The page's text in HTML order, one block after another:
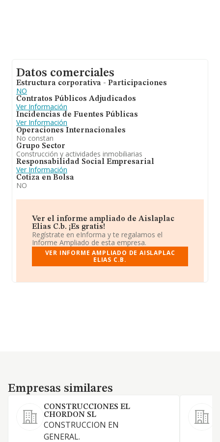
Datos comerciales
Estructura corporativa - Participaciones
NO
Contratos Públicos Adjudicados
Ver Información
Incidencias de Fuentes Públicas
Ver Información
Operaciones Internacionales
No constan
Grupo Sector
Construcción y actividades inmobiliarias
Responsabilidad Social Empresarial
Ver Información
Cotiza en Bolsa
NO
Ver el informe ampliado de Aislaplac
Elias C.b. ¡Es gratis!
Regístrate en eInforma y te regalamos el
Informe Ampliado de esta empresa.
VER INFORME AMPLIADO DE AISLAPLAC
ELIAS C.B.
Empresas similares
Empresas similares
CONSTRUCCIONES EL
CHORDON SL
CONSTRUCCION EN
GENERAL.